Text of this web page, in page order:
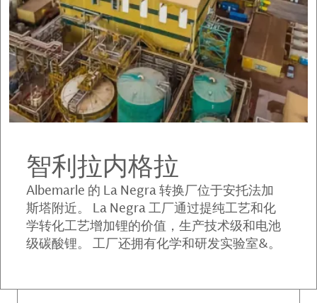
智利拉内格拉
Albemarle 的 La Negra 转换厂位于安托法加
斯塔附近。 La Negra 工厂通过提纯工艺和化
学转化工艺增加锂的价值，生产技术级和电池
级碳酸锂。 工厂还拥有化学和研发实验室&。